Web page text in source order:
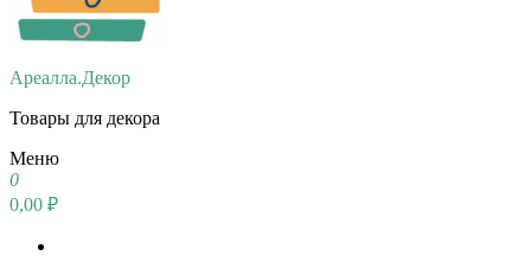
Ареалла.Декор
Товары для декора
Меню
0
0,00 ₽